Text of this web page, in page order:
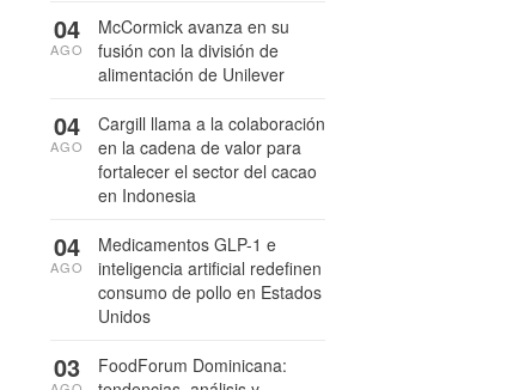
McCormick avanza en su
fusión con la división de
alimentación de Unilever
04
AGO
Cargill llama a la colaboración
en la cadena de valor para
fortalecer el sector del cacao
en Indonesia
04
AGO
Medicamentos GLP-1 e
inteligencia artificial redefinen
consumo de pollo en Estados
Unidos
04
AGO
FoodForum Dominicana:
03